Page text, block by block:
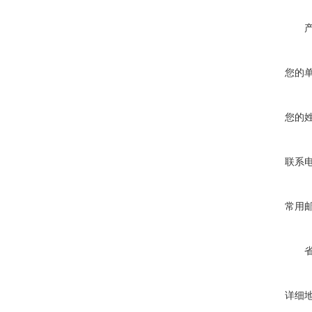
您的
您的
联系
常用
详细